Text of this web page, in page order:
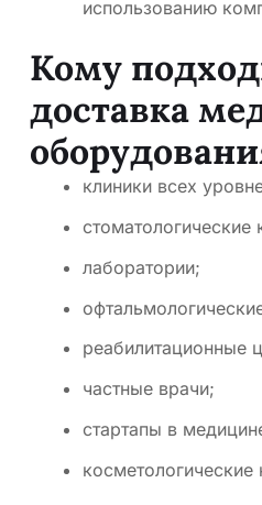
использованию
Кому
доставка
клиники всех
стоматологические
лаборатории;
реабилитационные
частные врачи;
стартапы в
косметологические